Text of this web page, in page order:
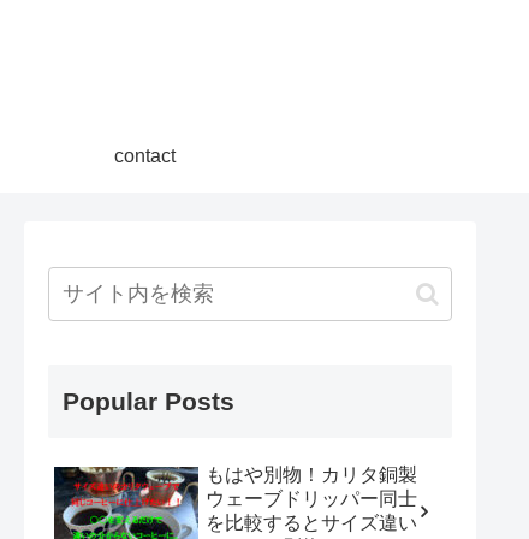
contact
Popular Posts
もはや別物！カリタ銅製
ウェーブドリッパー同士
を比較するとサイズ違い